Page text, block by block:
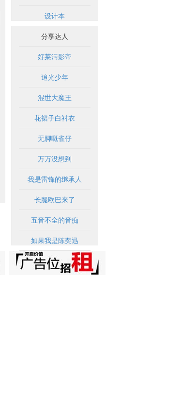
设计本
分享达人
好莱污影帝
追光少年
混世大魔王
花裙子白衬衣
无脚嘅雀仔
万万没想到
我是雷锋的继承人
长腿欧巴来了
五音不全的音痴
如果我是陈奕迅